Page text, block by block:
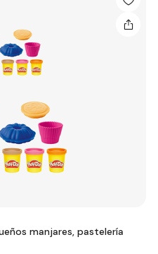
manjares, pastelería